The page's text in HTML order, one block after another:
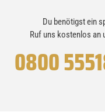
Du benötigst ein
Ruf uns kostenlos an
0800